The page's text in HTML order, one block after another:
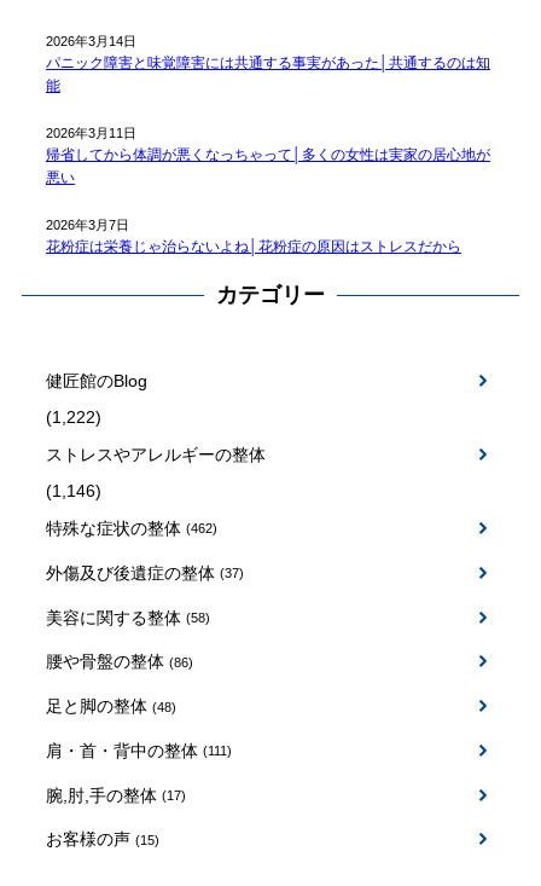
パニック障害と味覚障害には共通する事実があった│共通するのは知
能
2026年3月14日
帰省してから体調が悪くなっちゃって│多くの女性は実家の居心地が
悪い
2026年3月11日
花粉症は栄養じゃ治らないよね│花粉症の原因はストレスだから
2026年3月7日
カテゴリー
健匠館のBlog
(1,222)
ストレスやアレルギーの整体
(1,146)
特殊な症状の整体 (462)
外傷及び後遺症の整体 (37)
美容に関する整体 (58)
腰や骨盤の整体 (86)
足と脚の整体 (48)
肩・首・背中の整体 (111)
腕,肘,手の整体 (17)
お客様の声 (15)